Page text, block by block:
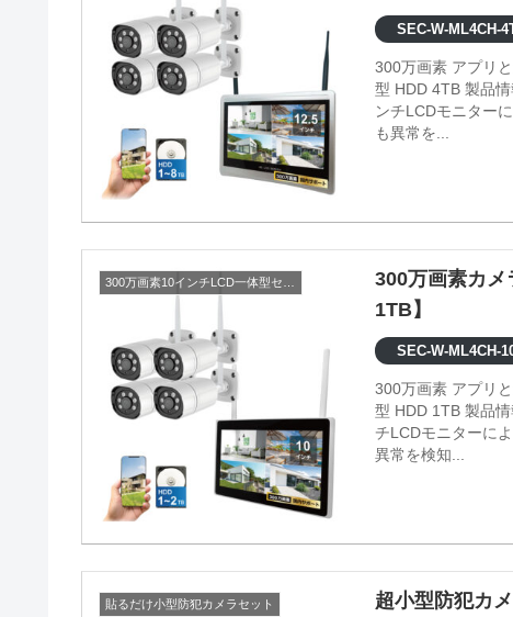
SEC-W-ML4CH-
300万画素 アプリ
型 HDD 4TB 製品情報 ●映像内の検知エリアの設定が可能 ●録画機一体型の12.5イ
ンチLCDモニター
も異常を...
300万画素カ
1TB】
SEC-W-ML4CH-
300万画素 アプリ
型 HDD 1TB 製品情報 ●映像内の検知エリアの設定が可能 ●録画機一体型の10イン
チLCDモニターに
異常を検知...
貼るだけ小型防犯カメラセット 超小型防犯カ